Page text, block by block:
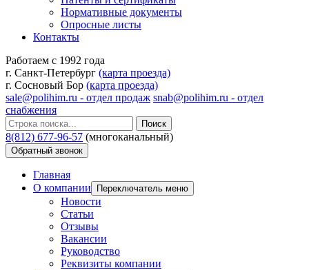
Нормативные документы
Опросные листы
Контакты
Работаем с 1992 года
г. Санкт-Петербург (карта проезда)
г. Сосновый Бор (карта проезда)
sale@polihim.ru - отдел продаж snab@polihim.ru - отдел
снабжения
Поиск
8(812) 677-96-57 (многоканальный)
Обратный звонок
Главная
О компании
Переключатель меню
Новости
Статьи
Отзывы
Вакансии
Руководство
Реквизиты компании